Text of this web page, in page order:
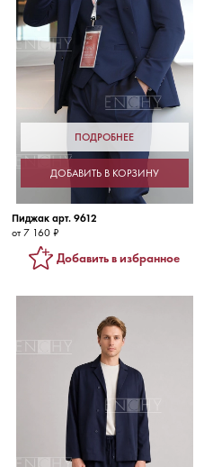
ПОДРОБНЕЕ
ДОБАВИТЬ В КОРЗИНУ
Пиджак арт. 9612
от 7 160 ₽
Добавить в избранное